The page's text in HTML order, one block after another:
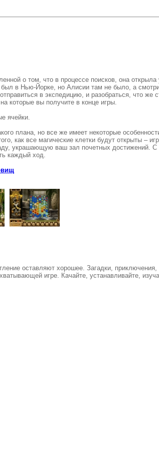
о том, что в процессе поисков, она
в Нью-Йорке, но Алисии там не было, а
в экспедицию, и разобраться, что же
которые вы получите в конце игры.
ячейки.
плана, но все же имеет некоторые
как все магические клетки будут открыты –
украшающую ваш зал почетных достижений.
каждый ход.
оставляют хорошее. Загадки, приключения,
игре. Качайте, устанавливайте,